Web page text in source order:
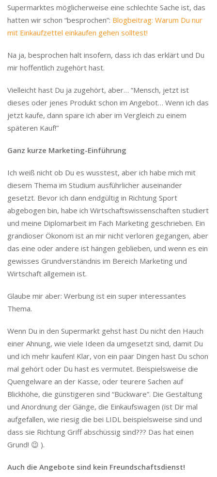
Supermarktes möglicherweise eine schlechte Sache ist, das
hatten wir schon “besprochen”: Blogbeitrag: Warum Du nur
mit Einkaufzettel einkaufen gehen solltest!
Na ja, besprochen halt insofern, dass ich das erklärt und Du
mir hoffentlich zugehört hast.
Vielleicht hast Du ja zugehört, aber… “Mensch, jetzt ist
dieses oder jenes Produkt schon im Angebot… Wenn ich das
jetzt kaufe, dann spare ich aber im Vergleich zu einem
späteren Kauf!”
Ganz kurze Marketing-Einführung
Ich weiß nicht ob Du es wusstest, aber ich habe mich mit
diesem Thema im Studium ausführlicher auseinander
gesetzt. Bevor ich dann endgültig in Richtung Sport
abgebogen bin, habe ich Wirtschaftswissenschaften studiert
und meine Diplomarbeit im Fach Marketing geschrieben. Ein
grandioser Ökonom ist an mir nicht verloren gegangen, aber
das eine oder andere ist hängen geblieben, und wenn es ein
gewisses Grundverständnis im Bereich Marketing und
Wirtschaft allgemein ist.
Glaube mir aber: Werbung ist ein super interessantes
Thema.
Wenn Du in den Supermarkt gehst hast Du nicht den Hauch
einer Ahnung, wie viele Ideen da umgesetzt sind, damit Du
und ich mehr kaufen! Klar, von ein paar Dingen hast Du schon
mal gehört oder Du hast es vermutet. Beispielsweise die
Quengelware an der Kasse, oder teurere Sachen auf
Blickhöhe, die günstigeren sind “Bückware”. Die Gestaltung
und Anordnung der Gänge, die Einkaufswagen (ist Dir mal
aufgefallen, wie riesig die bei LIDL beispielsweise sind und
dass sie Richtung Griff abschüssig sind??? Das hat einen
Grund! 😉 ).
Auch die Angebote sind kein Freundschaftsdienst!